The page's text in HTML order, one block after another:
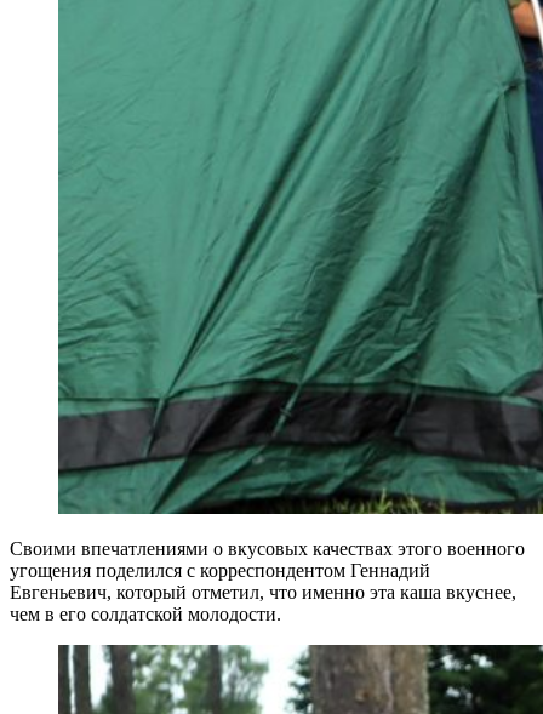
Своими впечатлениями о вкусовых качествах этого военного
угощения поделился с корреспондентом Геннадий
Евгеньевич, который отметил, что именно эта каша вкуснее,
чем в его солдатской молодости.